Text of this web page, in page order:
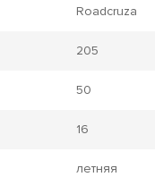
Roadcruza
205
50
16
летняя